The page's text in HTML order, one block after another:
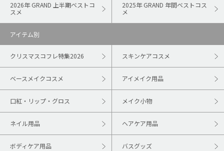
2026年 GRAND 上半期ベストコ
スメ
2025年 GRAND 年間ベストコス
メ
アイテム別
クリスマスコフレ特集2026 スキンケアコスメ
ベースメイクコスメ アイメイク用品
口紅・リップ・グロス メイク小物
ネイル用品 ヘアケア用品
ボディケア用品 バスグッズ